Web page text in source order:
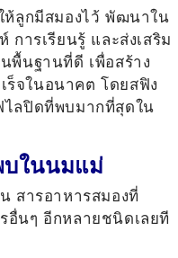
ห้ลูกมีสมองไว้ พัฒนาใน
การเรียนรู้ และส่งเสริม
พื้นฐานที่ดี เพื่อสร้าง
ร็จในอนาคต โดยสฟิง
ลปิดที่พบมากที่สุดใน
ในนมแม่
สารอาหารสมองที่
อื่นๆ อีกหลายชนิดเลยที